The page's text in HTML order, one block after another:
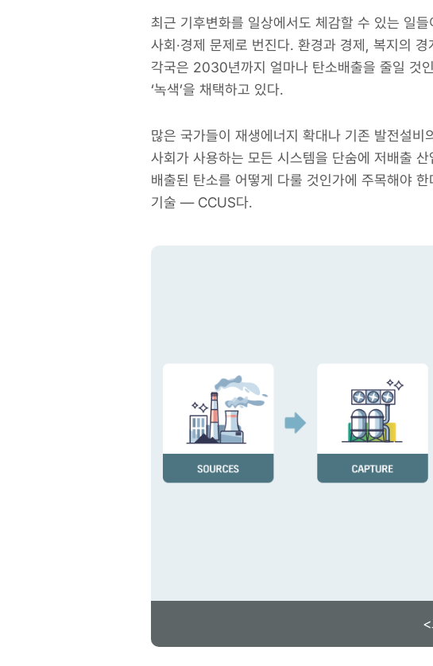
최근 기후변화를 일상에서도 체감할 수 있는 일
사회·경제 문제로 번진다. 환경과 경제, 복지의
각국은 2030년까지 얼마나 탄소배출을 줄일 것
‘녹색’을 채택하고 있다.
많은 국가들이 재생에너지 확대나 기존 발전설비
사회가 사용하는 모든 시스템을 단숨에 저배출
배출된 탄소를 어떻게 다룰 것인가에 주목해야
기술 — CCUS다.